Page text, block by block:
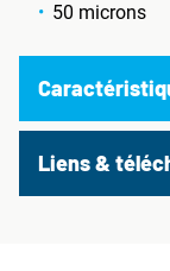
50 microns
Liens &